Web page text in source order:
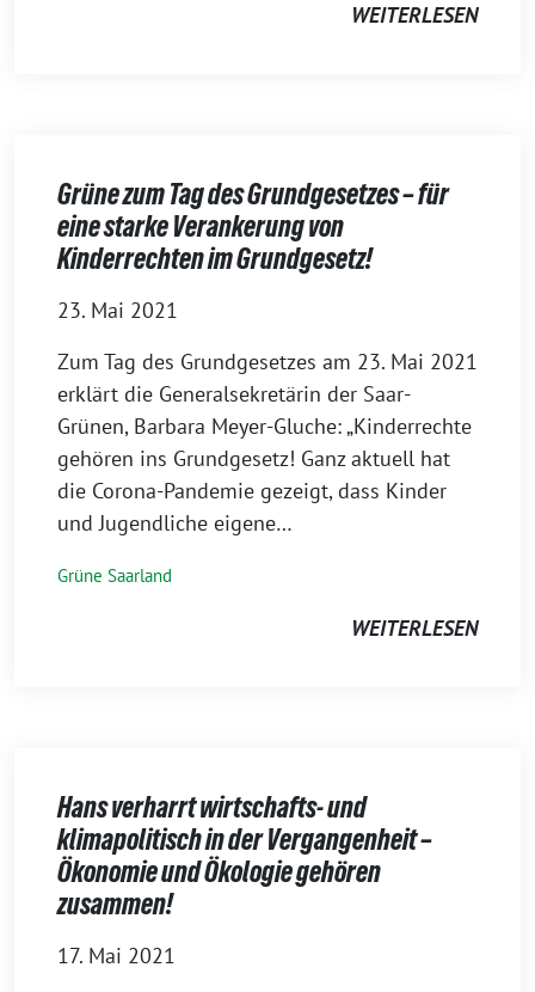
WEITERLESEN
Grüne zum Tag des Grundgesetzes – für
eine starke Verankerung von
Kinderrechten im Grundgesetz!
23. Mai 2021
Zum Tag des Grundgesetzes am 23. Mai 2021
erklärt die Generalsekretärin der Saar-
Grünen, Barbara Meyer-Gluche: „Kinderrechte
gehören ins Grundgesetz! Ganz aktuell hat
die Corona-Pandemie gezeigt, dass Kinder
und Jugendliche eigene…
Grüne Saarland
WEITERLESEN
Hans verharrt wirtschafts- und
klimapolitisch in der Vergangenheit –
Ökonomie und Ökologie gehören
zusammen!
17. Mai 2021